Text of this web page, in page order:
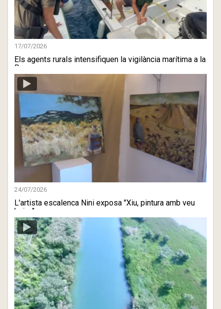
17/07/2026
Els agents rurals intensifiquen la vigilància marítima a la
B ...
24/07/2026
L'artista escalenca Nini exposa "Xiu, pintura amb veu
baixa" a ...